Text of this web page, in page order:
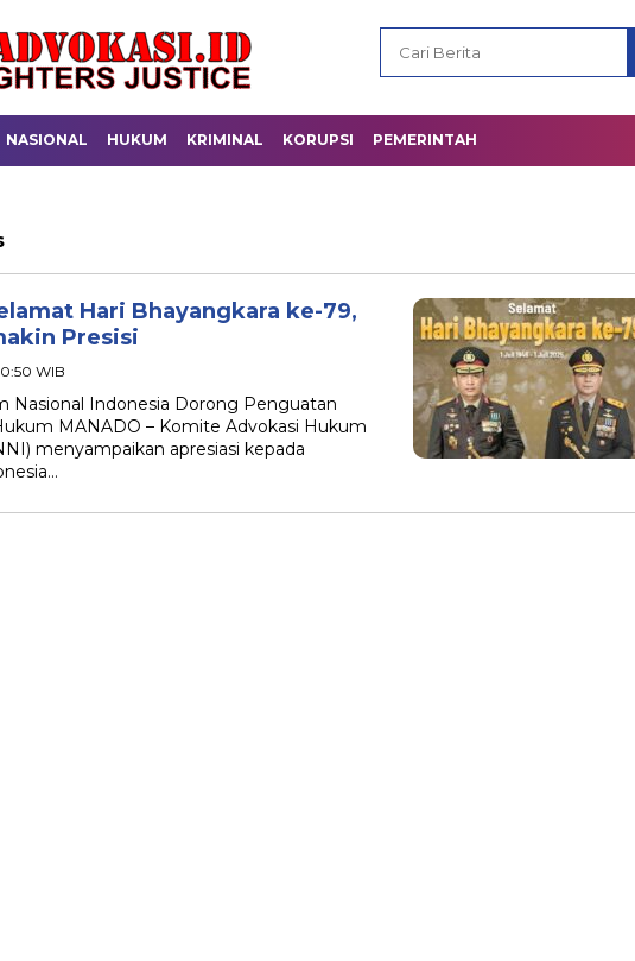
NASIONAL HUKUM KRIMINAL KORUPSI PEMERINTAH
Hari Bhayangkara ke-79,
Presisi
WIB
Nasional Indonesia Dorong Penguatan
MANADO – Komite Advokasi Hukum
menyampaikan apresiasi kepada